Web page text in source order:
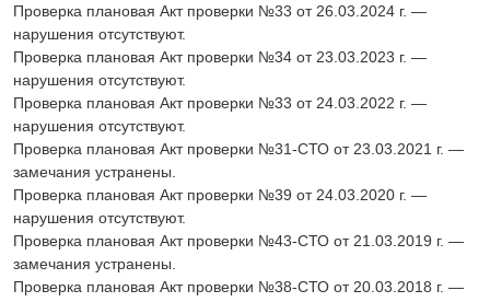
Проверка плановая Акт проверки №33 от 26.03.2024 г. —
нарушения отсутствуют.
Проверка плановая Акт проверки №34 от 23.03.2023 г. —
нарушения отсутствуют.
Проверка плановая Акт проверки №33 от 24.03.2022 г. —
нарушения отсутствуют.
Проверка плановая Акт проверки №31-СТО от 23.03.2021 г. —
замечания устранены.
Проверка плановая Акт проверки №39 от 24.03.2020 г. —
нарушения отсутствуют.
Проверка плановая Акт проверки №43-СТО от 21.03.2019 г. —
замечания устранены.
Проверка плановая Акт проверки №38-СТО от 20.03.2018 г. —